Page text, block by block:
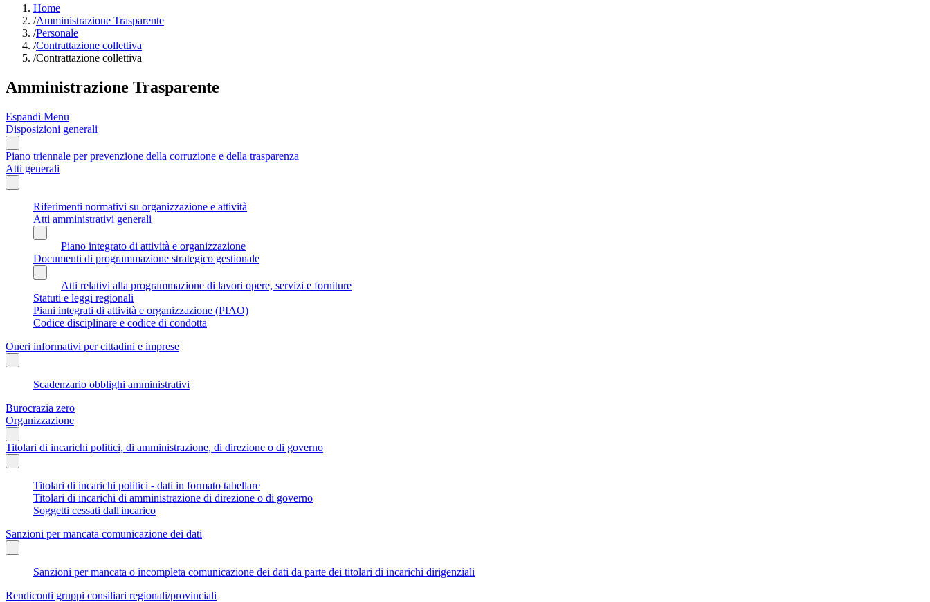
Home
/Amministrazione Trasparente
/Personale
/Contrattazione collettiva
/Contrattazione collettiva
Amministrazione Trasparente
Espandi Menu
Disposizioni generali
Piano triennale per prevenzione della corruzione e della trasparenza
Atti generali
Riferimenti normativi su organizzazione e attività
Atti amministrativi generali
Piano integrato di attività e organizzazione
Documenti di programmazione strategico gestionale
Atti relativi alla programmazione di lavori opere, servizi e forniture
Statuti e leggi regionali
Piani integrati di attività e organizzazione (PIAO)
Codice disciplinare e codice di condotta
Oneri informativi per cittadini e imprese
Scadenzario obblighi amministrativi
Burocrazia zero
Organizzazione
Titolari di incarichi politici, di amministrazione, di direzione o di governo
Titolari di incarichi politici - dati in formato tabellare
Titolari di incarichi di amministrazione di direzione o di governo
Soggetti cessati dall'incarico
Sanzioni per mancata comunicazione dei dati
Sanzioni per mancata o incompleta comunicazione dei dati da parte dei titolari di incarichi dirigenziali
Rendiconti gruppi consiliari regionali/provinciali